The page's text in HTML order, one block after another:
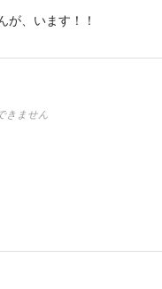
が、います！！
きません